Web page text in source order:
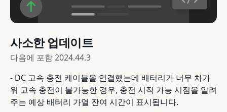
사소한 업데이트
다음에 포함2024.44.3
- DC 고속 충전 케이블을 연결했는데 배터리가 너무 차가
워 고속 충전이 불가능한 경우, 충전 시작 가능 시점을 알려
주는 예상 배터리 가열 잔여 시간이 표시됩니다.